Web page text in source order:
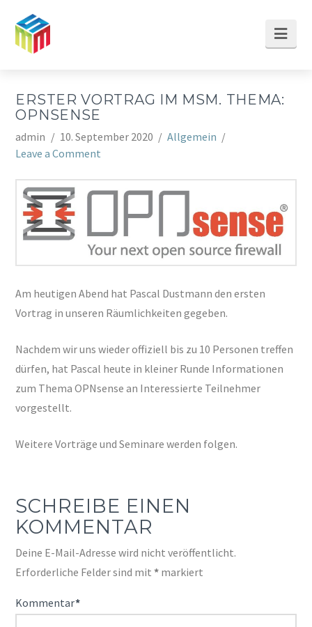
ERSTER VORTRAG IM MSM. THEMA:
OPNSENSE
admin 10. September 2020
Allgemein
Leave a Comment
Am heutigen Abend hat Pascal Dustmann den ersten
Vortrag in unseren Räumlichkeiten gegeben.
Nachdem wir uns wieder offiziell bis zu 10 Personen treffen
dürfen, hat Pascal heute in kleiner Runde Informationen
zum Thema OPNsense an Interessierte Teilnehmer
vorgestellt.
Weitere Vorträge und Seminare werden folgen.
SCHREIBE EINEN
KOMMENTAR
Deine E-Mail-Adresse wird nicht veröffentlicht.
Erforderliche Felder sind mit* markiert
Kommentar*